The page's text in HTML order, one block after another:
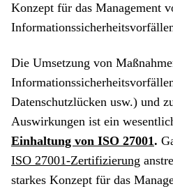
Konzept für das Management
Die Umsetzung von
Datenschutzlücken usw.) und
Auswirkungen ist ein
Einhaltung von ISO 27001.
ISO 27001-Zertifizierung
starkes Konzept für das